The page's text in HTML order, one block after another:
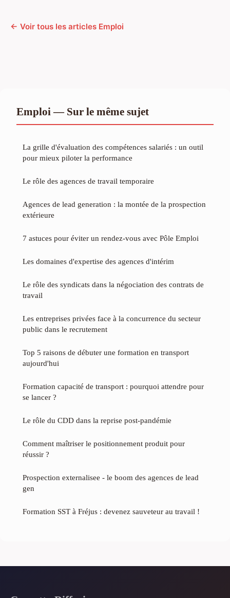
← Voir tous les articles Emploi
Emploi — Sur le même sujet
La grille d'évaluation des compétences salariés : un outil
pour mieux piloter la performance
Le rôle des agences de travail temporaire
Agences de lead generation : la montée de la prospection
extérieure
7 astuces pour éviter un rendez-vous avec Pôle Emploi
Les domaines d'expertise des agences d'intérim
Le rôle des syndicats dans la négociation des contrats de
travail
Les entreprises privées face à la concurrence du secteur
public dans le recrutement
Top 5 raisons de débuter une formation en transport
aujourd'hui
Formation capacité de transport : pourquoi attendre pour
se lancer ?
Le rôle du CDD dans la reprise post-pandémie
Comment maîtriser le positionnement produit pour
réussir ?
Prospection externalisee - le boom des agences de lead
gen
Formation SST à Fréjus : devenez sauveteur au travail !